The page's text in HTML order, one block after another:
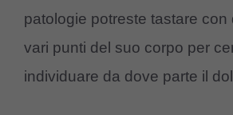
patologie potreste tastare con
vari punti del suo corpo per
individuare da dove parte il